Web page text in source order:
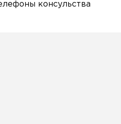
консульства